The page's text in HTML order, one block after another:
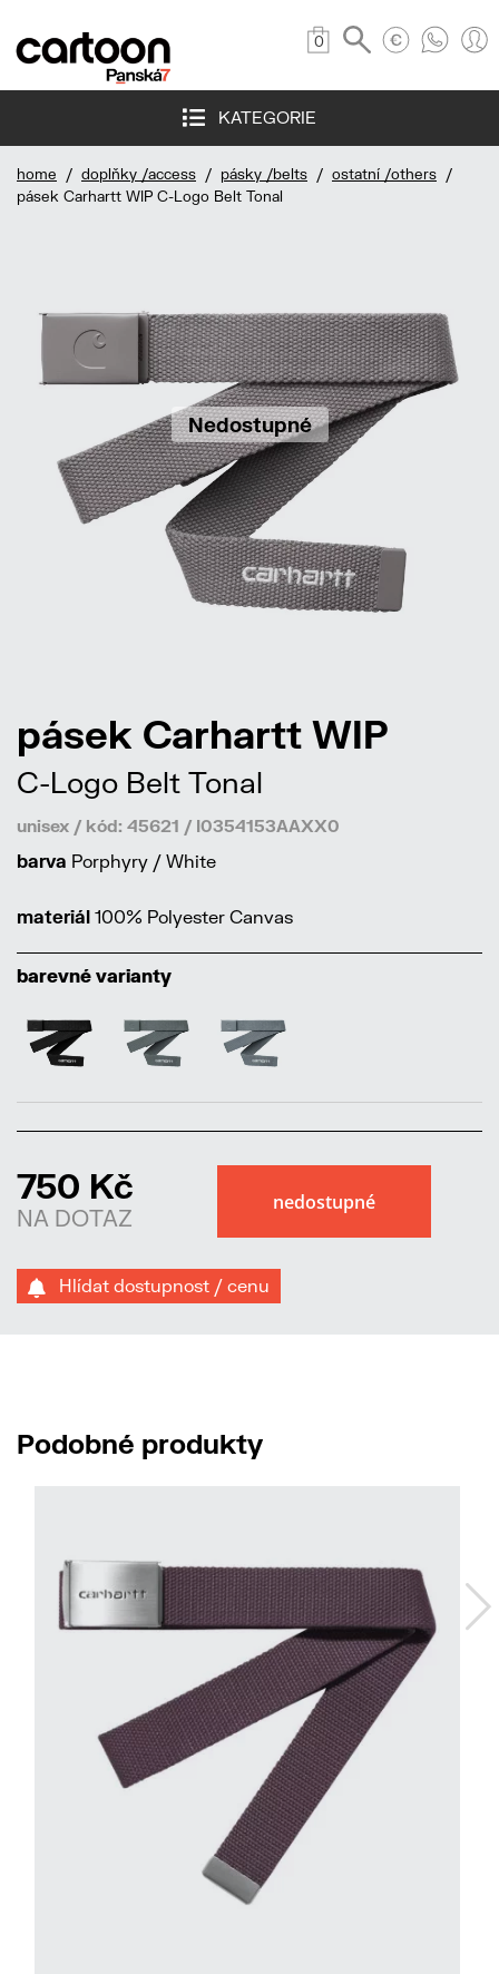
0
KATEGORIE
home / doplňky /access / pásky /belts / ostatní /others /
pásek Carhartt WIP C-Logo Belt Tonal
Nedostupné
pásek Carhartt WIP
C-Logo Belt Tonal
unisex / kód: 45621 / I0354153AAXX0
barva Porphyry / White
materiál 100% Polyester Canvas
barevné varianty
750 Kč
NA DOTAZ
Hlídat dostupnost / cenu
Podobné produkty